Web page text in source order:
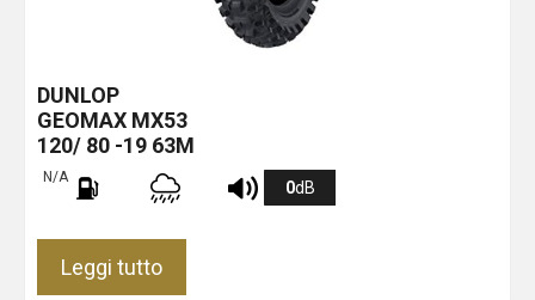
DUNLOP
GEOMAX MX53
120/ 80 -19 63M
N/A
0dB
Leggi tutto